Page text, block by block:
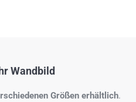
Wandbild
Größen erhältlich.